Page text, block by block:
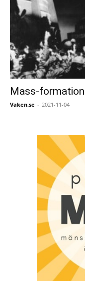
Mass-
Vaken.se - 2021-11-04